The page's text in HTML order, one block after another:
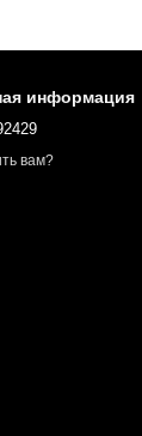
информация
вам?